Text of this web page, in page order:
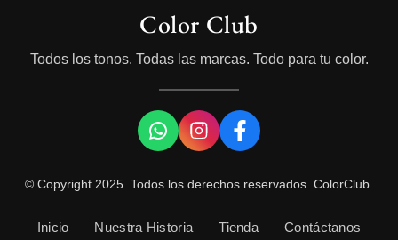
Color Club
Todos los tonos. Todas las marcas. Todo para tu color.
© Copyright 2025. Todos los derechos reservados. ColorClub.
Inicio Nuestra Historia Tienda
Contáctanos